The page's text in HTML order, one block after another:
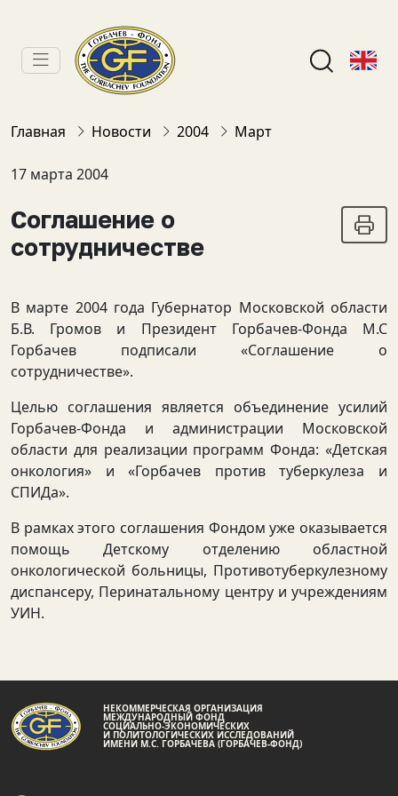
Главная Новости 2004 Март
17 марта 2004
Соглашение о
сотрудничестве
В марте 2004 года Губернатор Московской области
Б.В. Громов и Президент Горбачев-Фонда М.С
Горбачев подписали «Соглашение о
сотрудничестве».
Целью соглашения является объединение усилий
Горбачев-Фонда и администрации Московской
области для реализации программ Фонда: «Детская
онкология» и «Горбачев против туберкулеза и
СПИДа».
В рамках этого соглашения Фондом уже оказывается
помощь Детскому отделению областной
онкологической больницы, Противотуберкулезному
диспансеру, Перинатальному центру и учреждениям
УИН.
НЕКОММЕРЧЕСКАЯ ОРГАНИЗАЦИЯ
МЕЖДУНАРОДНЫЙ ФОНД
СОЦИАЛЬНО-ЭКОНОМИЧЕСКИХ
И ПОЛИТОЛОГИЧЕСКИХ ИССЛЕДОВАНИЙ
ИМЕНИ М.С. ГОРБАЧЕВА (ГОРБАЧЕВ-ФОНД)